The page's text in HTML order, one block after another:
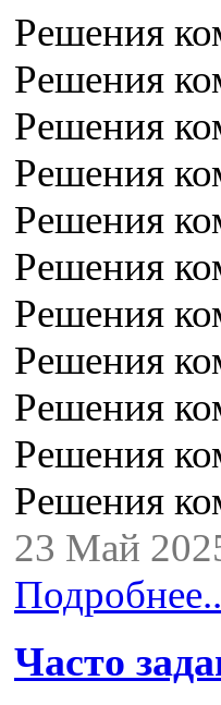
Решения
Решения
Решения
Решения
Решения
Решения
Решения
Решения
Решения
Решения
Решения
23 Май
Часто